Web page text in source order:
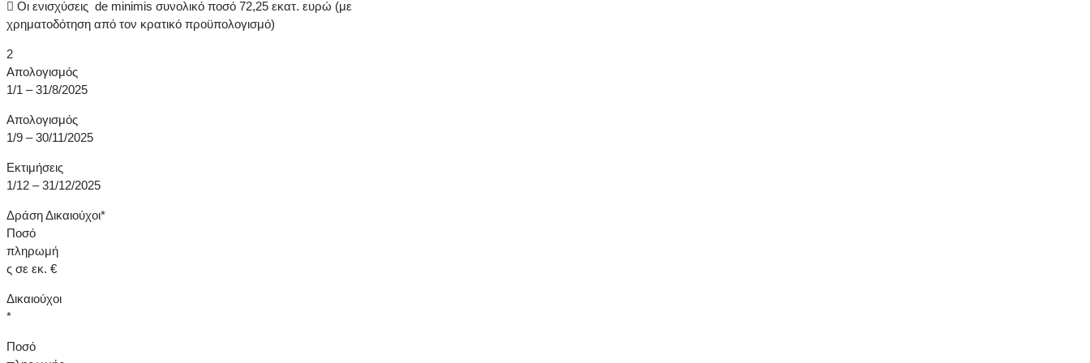
 Οι ενισχύσεις de minimis συνολικό ποσό 72,25 εκατ. ευρώ (με
χρηματοδότηση από τον κρατικό προϋπολογισμό)
2
Απολογισμός
1/1 – 31/8/2025
Απολογισμός
1/9 – 30/11/2025
Εκτιμήσεις
1/12 – 31/12/2025
Δράση Δικαιούχοι*
Ποσό
πληρωμή
ς σε εκ. €
Δικαιούχοι
*
Ποσό